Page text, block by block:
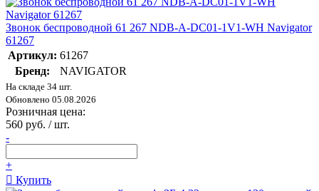
Звонок беспроводной 61 267 NDB-A-DC01-1V1-WH Navigator
61267
Артикул: 61267
Бренд:
NAVIGATOR
На складе 34 шт.
Обновлено 05.08.2026
Розничная цена:
560 руб. / шт.
-
+
Купить